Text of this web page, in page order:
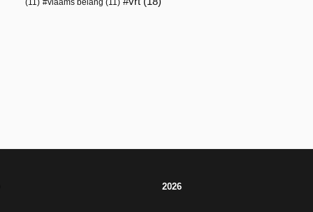
(11)
vlaams belang (11)
2026